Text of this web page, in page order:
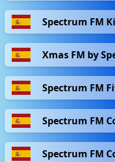
Spectrum FM
Xmas FM by
Spectrum FM
Spectrum FM
Spectrum FM